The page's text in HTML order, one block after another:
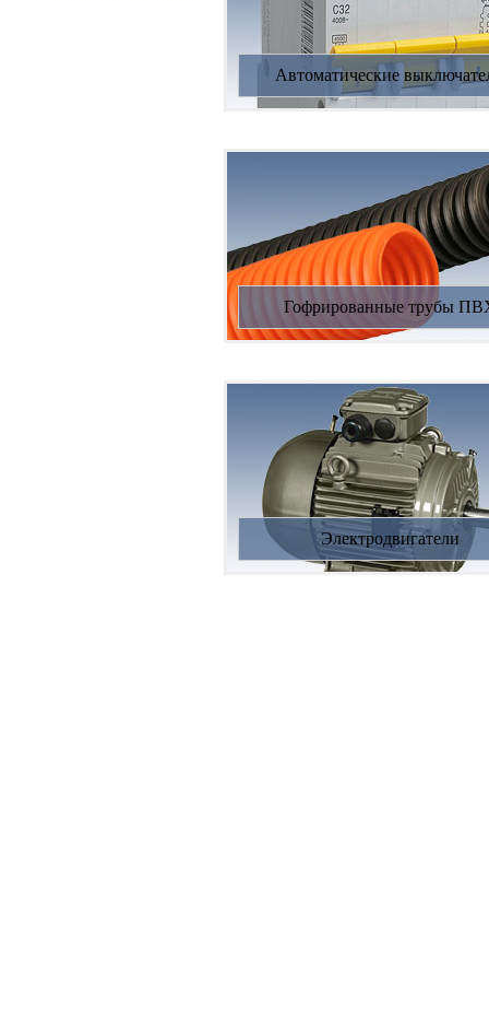
Автоматические
Гофрированные трубы
Электродвигатели